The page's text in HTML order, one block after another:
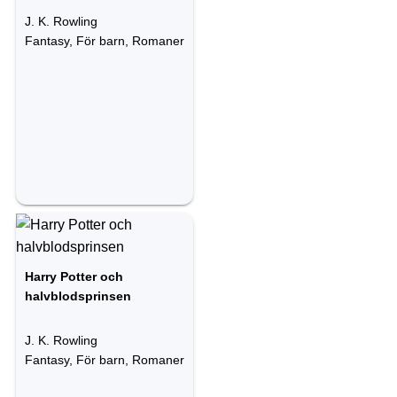
J. K. Rowling
Fantasy, För barn, Romaner
Harry Potter och
halvblodsprinsen
J. K. Rowling
Fantasy, För barn, Romaner